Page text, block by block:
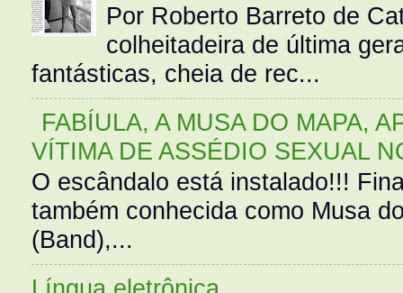
Por Roberto Barreto de
colheitadeira de última
fantásticas, cheia de rec...
FABÍULA, A MUSA DO MAPA,
VÍTIMA DE ASSÉDIO SEXUAL
O escândalo está instalado!!!
também conhecida como Musa
(Band),...